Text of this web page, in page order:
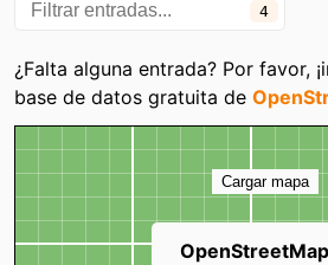
4
Categorías
¿Falta alguna entrada? Por favor,
base de datos gratuita de
Mapa
Cargar mapa